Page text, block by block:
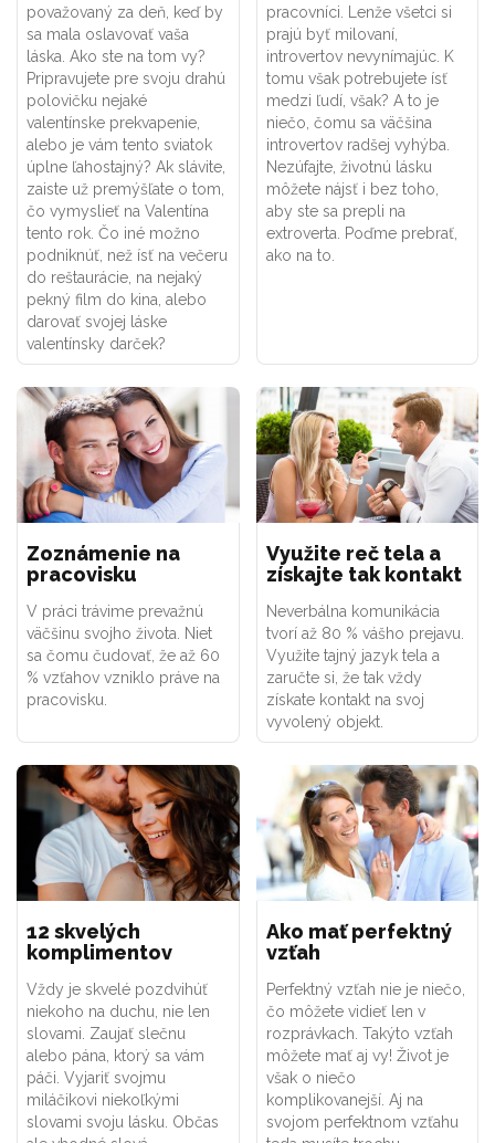
považovaný za deň, keď by
sa mala oslavovať vaša
láska. Ako ste na tom vy?
Pripravujete pre svoju drahú
polovičku nejaké
valentínske prekvapenie,
alebo je vám tento sviatok
úplne ľahostajný? Ak slávite,
zaiste už premýšľate o tom,
čo vymyslieť na Valentína
tento rok. Čo iné možno
podniknúť, než ísť na večeru
do reštaurácie, na nejaký
pekný film do kina, alebo
darovať svojej láske
valentínsky darček?
pracovníci. Lenže všetci si
prajú byť milovaní,
introvertov nevynímajúc. K
tomu však potrebujete ísť
medzi ľudí, však? A to je
niečo, čomu sa väčšina
introvertov radšej vyhýba.
Nezúfajte, životnú lásku
môžete nájsť i bez toho,
aby ste sa prepli na
extroverta. Poďme prebrať,
ako na to.
Zoznámenie na
pracovisku
V práci trávime prevažnú
väčšinu svojho života. Niet
sa čomu čudovať, že až 60
% vzťahov vzniklo práve na
pracovisku.
Využite reč tela a
získajte tak kontakt
Neverbálna komunikácia
tvorí až 80 % vášho prejavu.
Využite tajný jazyk tela a
zaručte si, že tak vždy
získate kontakt na svoj
vyvolený objekt.
12 skvelých
komplimentov
Vždy je skvelé pozdvihúť
niekoho na duchu, nie len
slovami. Zaujať slečnu
alebo pána, ktorý sa vám
páči. Vyjariť svojmu
miláčikovi niekoľkými
slovami svoju lásku. Občas
Ako mať perfektný
vzťah
Perfektný vzťah nie je niečo,
čo môžete vidieť len v
rozprávkach. Takýto vzťah
môžete mať aj vy! Život je
však o niečo
komplikovanejší. Aj na
svojom perfektnom vzťahu